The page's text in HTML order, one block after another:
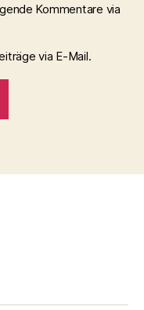
Kommentare via
via E-Mail.